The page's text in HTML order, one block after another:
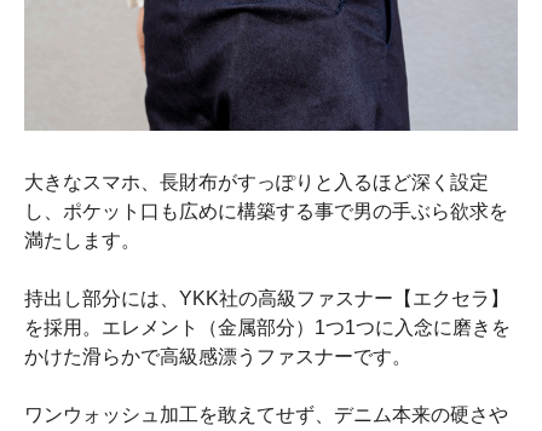
大きなスマホ、長財布がすっぽりと入るほど深く設定
し、ポケット口も広めに構築する事で男の手ぶら欲求を
満たします。
持出し部分には、YKK社の高級ファスナー【エクセラ】
を採用。エレメント（金属部分）1つ1つに入念に磨きを
かけた滑らかで高級感漂うファスナーです。
ワンウォッシュ加工を敢えてせず、デニム本来の硬さや